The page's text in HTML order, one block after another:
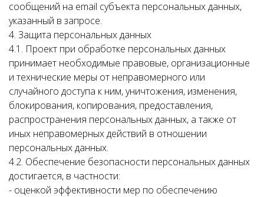
сообщений на email субъекта персональных данных,
указанный в запросе.
4. Защита персональных данных
4.1. Проект при обработке персональных данных
принимает необходимые правовые, организационные
и технические меры от неправомерного или
случайного доступа к ним, уничтожения, изменения,
блокирования, копирования, предоставления,
распространения персональных данных, а также от
иных неправомерных действий в отношении
персональных данных.
4.2. Обеспечение безопасности персональных данных
достигается, в частности:
- оценкой эффективности мер по обеспечению